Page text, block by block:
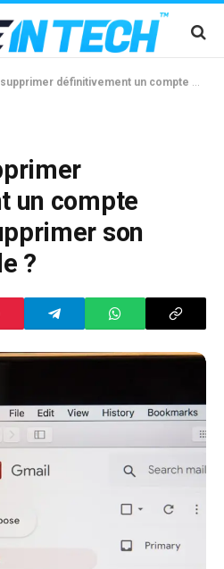
un compte Gmail sans supprimer son compte Google ?
un compte
son
?